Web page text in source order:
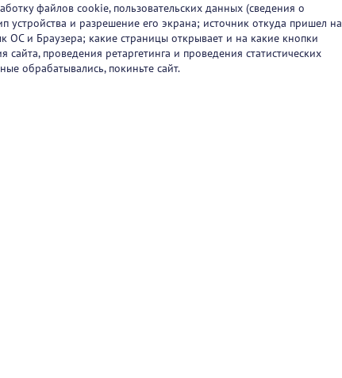
файлов cookie, пользовательских данных (сведения о
и разрешение его экрана; источник откуда пришел на
ОС и Браузера; какие страницы открывает и на какие кнопки
проведения ретаргетинга и проведения статистических
обрабатывались, покиньте сайт.